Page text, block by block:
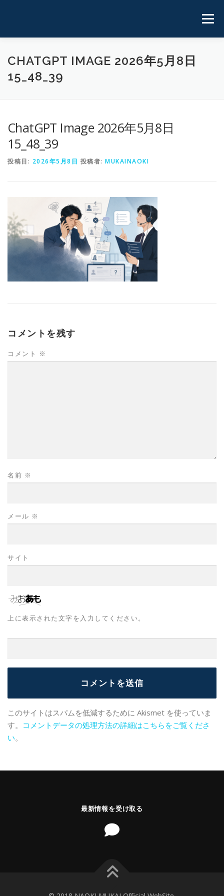
メニュ
ホーム 実 績 プロフィール 運用サイト
CHATGPT IMAGE 2026年5月8日
15_48_39
ChatGPT Image 2026年5月8日
15_48_39
投稿日: 2026年5月8日 投稿者: MUKAINAOKI
コメントを残す
コメント ※
名前 ※
メール ※
サイト
上に表示された文字を入力してください。
このサイトはスパムを低減するために Akismet を使っていま
す。 コメントデータの処理方法の詳細はこちらをご覧くださ
い。
最新情報を受け取る